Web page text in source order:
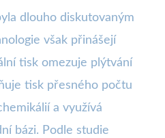
dlouho diskutovaným
však přinášejí
tisk omezuje plýtvání
tisk přesného počtu
a využívá
bázi. Podle studie